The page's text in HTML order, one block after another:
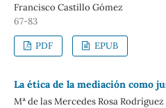
Francisco Castillo Gómez
67-83
PDF EPUB
La ética de la mediación como
Mª de las Mercedes Rosa Rodríguez